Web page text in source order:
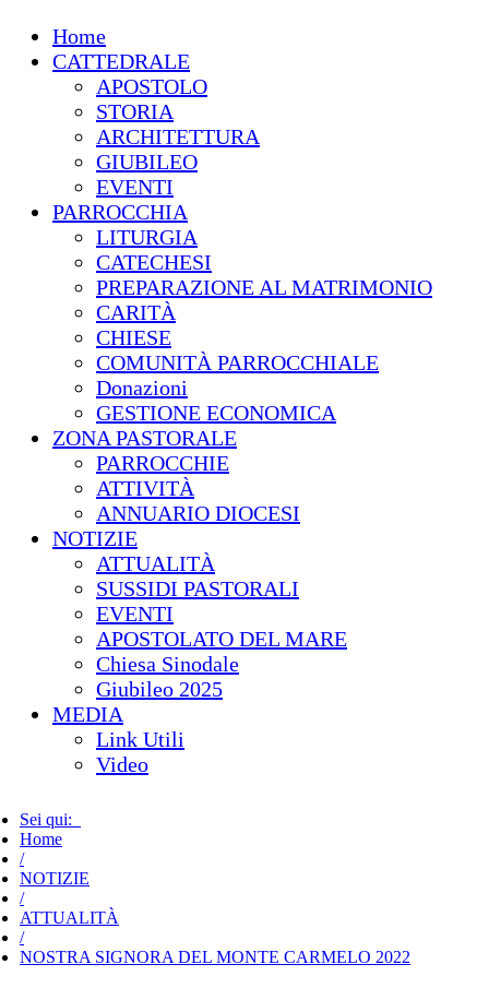
Home
CATTEDRALE
APOSTOLO
STORIA
ARCHITETTURA
GIUBILEO
EVENTI
PARROCCHIA
LITURGIA
CATECHESI
PREPARAZIONE AL MATRIMONIO
CARITÀ
CHIESE
COMUNITÀ PARROCCHIALE
Donazioni
GESTIONE ECONOMICA
ZONA PASTORALE
PARROCCHIE
ATTIVITÀ
ANNUARIO DIOCESI
NOTIZIE
ATTUALITÀ
SUSSIDI PASTORALI
EVENTI
APOSTOLATO DEL MARE
Chiesa Sinodale
Giubileo 2025
MEDIA
Link Utili
Video
Sei qui:
Home
/
NOTIZIE
/
ATTUALITÀ
/
NOSTRA SIGNORA DEL MONTE CARMELO 2022